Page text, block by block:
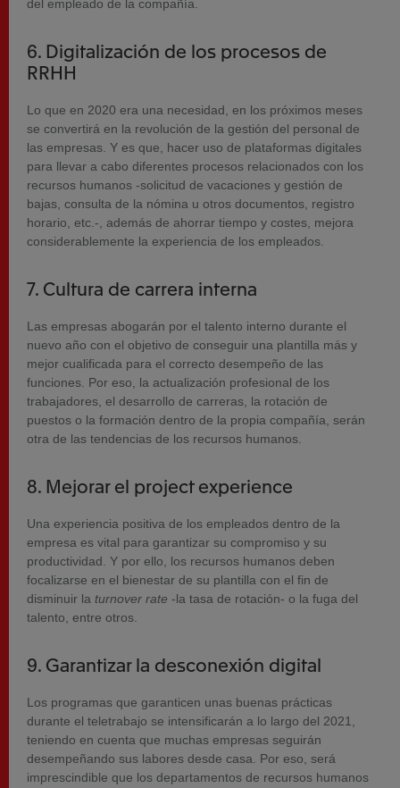
del empleado de la compañía.
6. Digitalización de los procesos de
RRHH
Lo que en 2020 era una necesidad, en los próximos meses
se convertirá en la revolución de la gestión del personal de
las empresas. Y es que, hacer uso de plataformas digitales
para llevar a cabo diferentes procesos relacionados con los
recursos humanos -solicitud de vacaciones y gestión de
bajas, consulta de la nómina u otros documentos, registro
horario, etc.-, además de ahorrar tiempo y costes, mejora
considerablemente la experiencia de los empleados.
7. Cultura de carrera interna
Las empresas abogarán por el talento interno durante el
nuevo año con el objetivo de conseguir una plantilla más y
mejor cualificada para el correcto desempeño de las
funciones. Por eso, la actualización profesional de los
trabajadores, el desarrollo de carreras, la rotación de
puestos o la formación dentro de la propia compañía, serán
otra de las tendencias de los recursos humanos.
8. Mejorar el project experience
Una experiencia positiva de los empleados dentro de la
empresa es vital para garantizar su compromiso y su
productividad. Y por ello, los recursos humanos deben
focalizarse en el bienestar de su plantilla con el fin de
disminuir la turnover rate -la tasa de rotación- o la fuga del
talento, entre otros.
9. Garantizar la desconexión digital
Los programas que garanticen unas buenas prácticas
durante el teletrabajo se intensificarán a lo largo del 2021,
teniendo en cuenta que muchas empresas seguirán
desempeñando sus labores desde casa. Por eso, será
imprescindible que los departamentos de recursos humanos